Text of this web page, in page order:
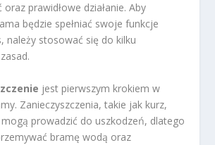
oraz prawidłowe działanie. Aby
będzie spełniać swoje funkcje
należy stosować się do kilku
jest pierwszym krokiem w
Zanieczyszczenia, takie jak kurz,
mogą prowadzić do uszkodzeń, dlatego
bramę wodą oraz